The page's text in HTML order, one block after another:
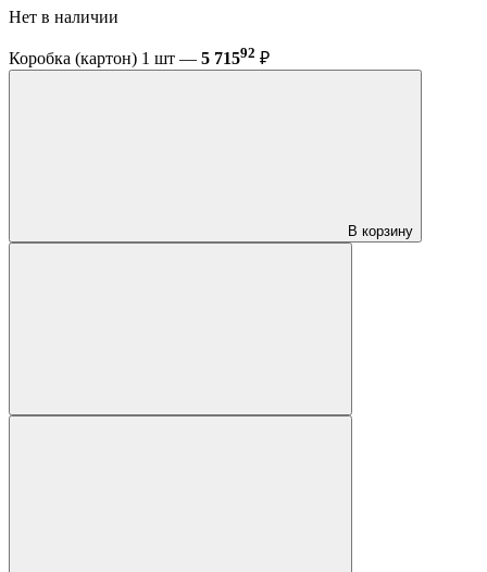
Нет в наличии
Коробка (картон) 1 шт — 5 71592 ₽
В корзину